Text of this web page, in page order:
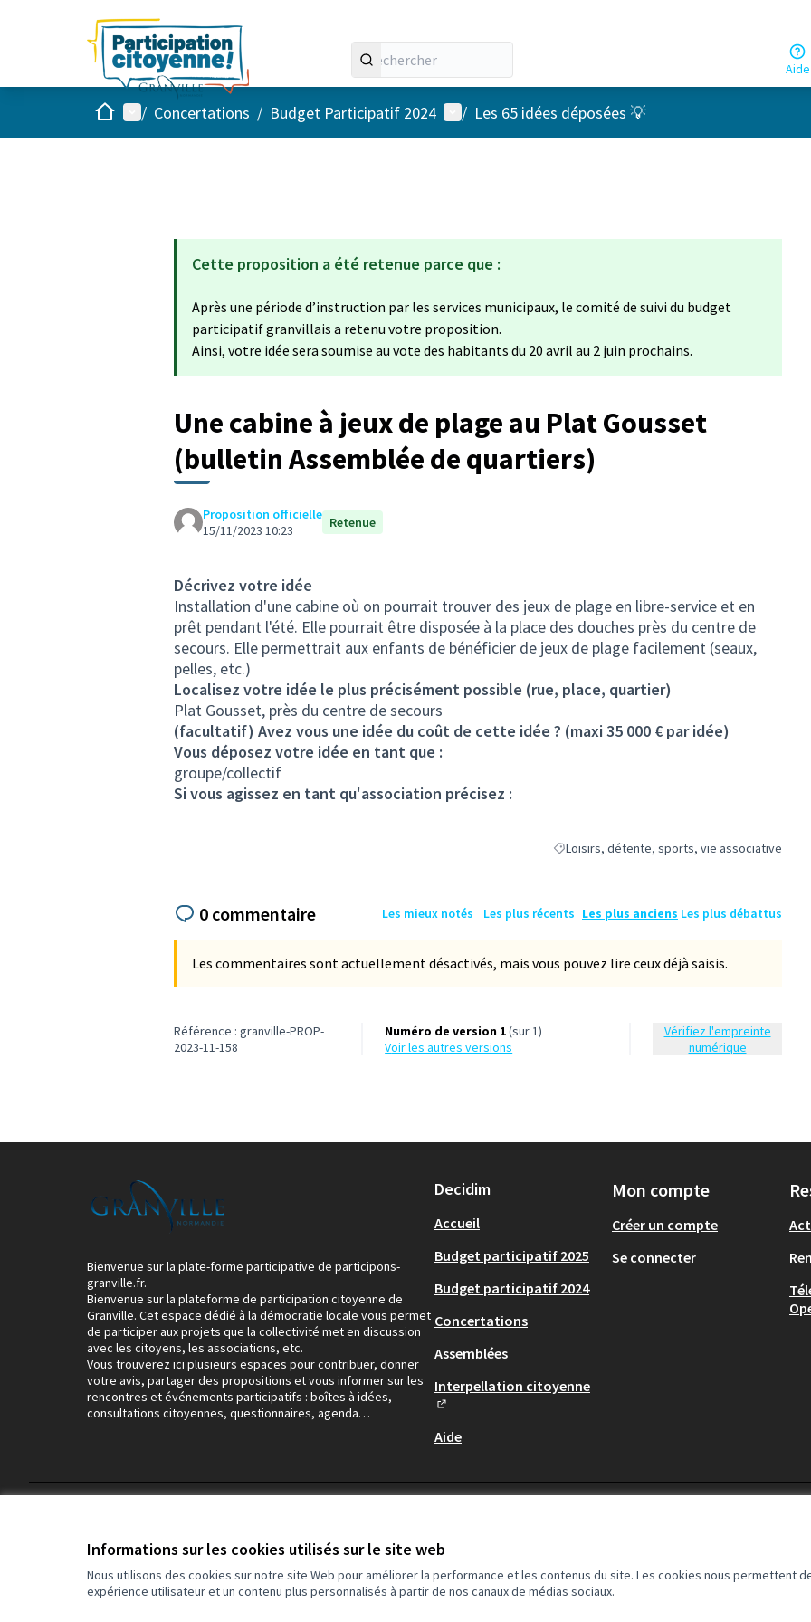
Informations sur les cookies utilisés sur le site web
Nous utilisons des cookies sur notre site Web pour améliorer la performance et les contenus du site. Les cookies nous permettent
expérience utilisateur et un contenu plus personnalisés à partir de nos canaux de médias sociaux.
Aide
AccueilMenu principal
/ Concertations / Budget Participatif 2024 Menu utilisateur
/ Les 65 idées déposées 💡
Cette proposition a été retenue parce que :
Après une période d’instruction par les services municipaux, le comité de suivi du budget
participatif granvillais a retenu votre proposition.
Ainsi, votre idée sera soumise au vote des habitants du 20 avril au 2 juin prochains.
Une cabine à jeux de plage au Plat Gousset
(bulletin Assemblée de quartiers)
Proposition officielle
15/11/2023 10:23
Retenue
Décrivez votre idée
Installation d'une cabine où on pourrait trouver des jeux de plage en libre-service et en
prêt pendant l'été. Elle pourrait être disposée à la place des douches près du centre de
secours. Elle permettrait aux enfants de bénéficier de jeux de plage facilement (seaux,
pelles, etc.)
Localisez votre idée le plus précisément possible (rue, place, quartier)
Plat Gousset, près du centre de secours
(facultatif) Avez vous une idée du coût de cette idée ? (maxi 35 000 € par idée)
Vous déposez votre idée en tant que :
groupe/collectif
Si vous agissez en tant qu'association précisez :
Filtrer les résultats de la catégorie : Loisirs,
Loisirs, détente, sports, vie associative
0 commentaire Les mieux notés Les plus récents Les plus anciens Les plus débattus
Les commentaires sont actuellement désactivés, mais vous pouvez lire ceux déjà saisis.
Référence : granville-PROP-
2023-11-158
Numéro de version 1(sur 1)
voir les autres versions
Vérifiez l'empreinte
numérique
Bienvenue sur la plate-forme participative de participons-
granville.fr.
Bienvenue sur la plateforme de participation citoyenne de
Granville. Cet espace dédié à la démocratie locale vous permet
de participer aux projets que la collectivité met en discussion
avec les citoyens, les associations, etc.
Vous trouverez ici plusieurs espaces pour contribuer, donner
votre avis, partager des propositions et vous informer sur les
rencontres et événements participatifs : boîtes à idées,
consultations citoyennes, questionnaires, agenda…
Decidim
Accueil
Budget participatif 2025
Budget participatif 2024
Concertations
Assemblées
Interpellation citoyenne
Aide
Mon compte
Créer un compte
Se connecter